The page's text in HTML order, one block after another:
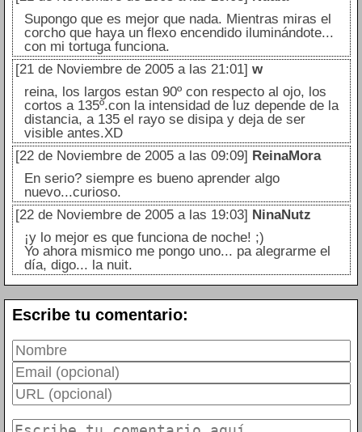
Supongo que es mejor que nada. Mientras miras el
corcho que haya un flexo encendido iluminándote...
con mi tortuga funciona.
[21 de Noviembre de 2005 a las 21:01] w
reina, los largos estan 90º con respecto al ojo, los
cortos a 135º.con la intensidad de luz depende de la
distancia, a 135 el rayo se disipa y deja de ser
visible antes.XD
[22 de Noviembre de 2005 a las 09:09] ReinaMora
En serio? siempre es bueno aprender algo
nuevo...curioso.
[22 de Noviembre de 2005 a las 19:03] NinaNutz
¡y lo mejor es que funciona de noche! ;)
Yo ahora mismico me pongo uno... pa alegrarme el
día, digo... la nuit.
Escribe tu comentario: